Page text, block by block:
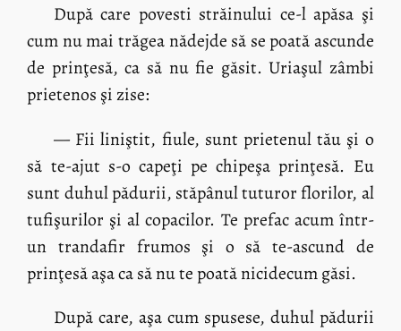
După care povesti străinului ce-l apăsa şi
cum nu mai trăgea nădejde să se poată ascunde
de prinţesă, ca să nu fie găsit. Uriaşul zâmbi
prietenos şi zise:
— Fii liniştit, fiule, sunt prietenul tău şi o
să te-ajut s-o capeţi pe chipeşa prinţesă. Eu
sunt duhul pădurii, stăpânul tuturor florilor, al
tufişurilor şi al copacilor. Te prefac acum într-
un trandafir frumos şi o să te-ascund de
prinţesă aşa ca să nu te poată nicidecum găsi.
După care, aşa cum spusese, duhul pădurii